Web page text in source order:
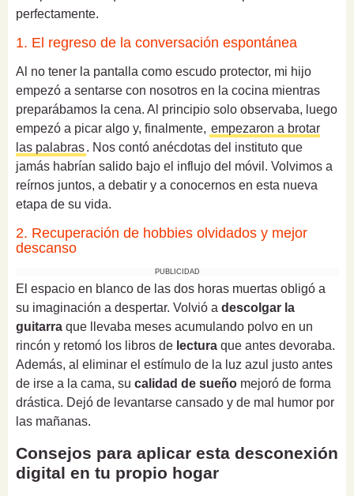
perfectamente.
1. El regreso de la conversación espontánea
Al no tener la pantalla como escudo protector, mi hijo
empezó a sentarse con nosotros en la cocina mientras
preparábamos la cena. Al principio solo observaba, luego
empezó a picar algo y, finalmente, empezaron a brotar
las palabras. Nos contó anécdotas del instituto que
jamás habrían salido bajo el influjo del móvil. Volvimos a
reírnos juntos, a debatir y a conocernos en esta nueva
etapa de su vida.
2. Recuperación de hobbies olvidados y mejor
descanso
PUBLICIDAD
El espacio en blanco de las dos horas muertas obligó a
su imaginación a despertar. Volvió a descolgar la
guitarra que llevaba meses acumulando polvo en un
rincón y retomó los libros de lectura que antes devoraba.
Además, al eliminar el estímulo de la luz azul justo antes
de irse a la cama, su calidad de sueño mejoró de forma
drástica. Dejó de levantarse cansado y de mal humor por
las mañanas.
Consejos para aplicar esta desconexión
digital en tu propio hogar